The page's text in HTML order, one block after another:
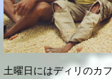
土曜日にはディリのカ